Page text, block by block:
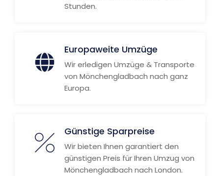
Stunden.
Europaweite Umzüge
Wir erledigen Umzüge & Transporte
von Mönchengladbach nach ganz
Europa.
Günstige Sparpreise
Wir bieten Ihnen garantiert den
günstigen Preis für Ihren Umzug von
Mönchengladbach nach London.